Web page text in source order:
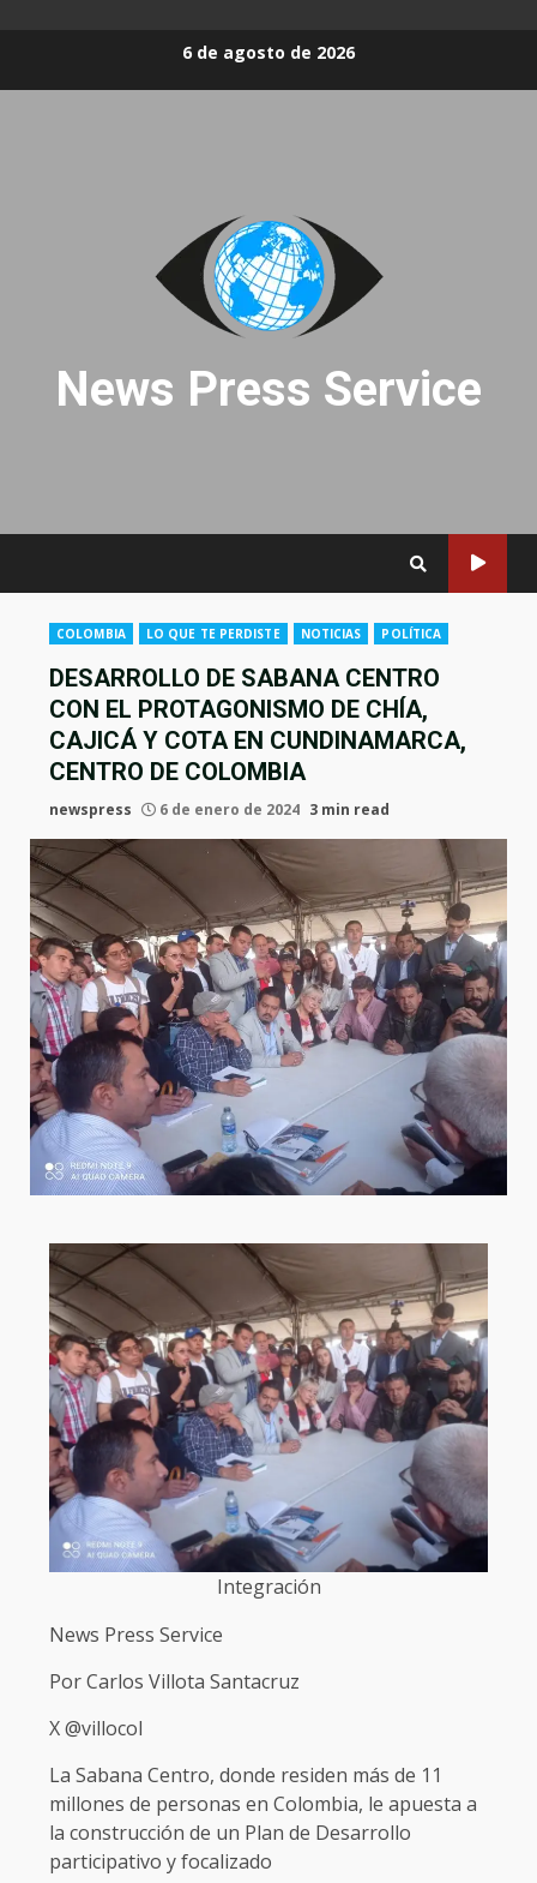
6 de agosto de 2026
News Press Service
COLOMBIA LO QUE TE PERDISTE NOTICIAS POLÍTICA
DESARROLLO DE SABANA CENTRO
CON EL PROTAGONISMO DE CHÍA,
CAJICÁ Y COTA EN CUNDINAMARCA,
CENTRO DE COLOMBIA
newspress 6 de enero de 2024 3 min read
Integración
News Press Service
Por Carlos Villota Santacruz
X @villocol
La Sabana Centro, donde residen más de 11
millones de personas en Colombia, le apuesta a
la construcción de un Plan de Desarrollo
participativo y focalizado